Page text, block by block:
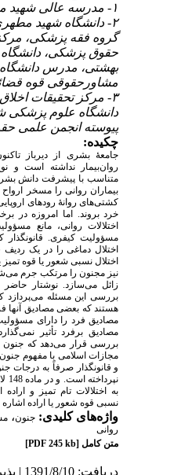
۱- مدرسه عالی شهید مطهری تهران،
۲- دانشگاه شهید
گروه فقه پزشکی،
حقوق پزشکی،
بهشتی، مدرس
مشاورحقوقی قوه
۳- مرکز تحقیقات
دانشگاه علوم پزشکی
پیوسته انجمن علمی
چکیده:
جامعۀ بشری از دیرباز
روان‌بیمار نداشته است و
متناسب با پیشرفت دانش
بیماران روانی را مسخر ارواح
کشتی‌های روانۀ رودهای
خرد بروند. اما امروزه در
اختلالات روانی، مانع
مسؤولیت کیفری.
اختلال دماغی را در یک ردیف
اختلال نسبی شعور یا قوه تمیز
نیز مجنون را مرتکب جرم
زائل می‌سازد. نوشتار حاضر
بررسی این مسئله می‌پردازد
هستند که بعضی مصادیق آنها
مصادیق فرد را دارای
مصادیق برفرد تأثیر
مجازات اسلامی با مفهوم
و قانونگذار صرفاً به درجات
به اختلالات تام تمیز و
نسبی قوه شعور یا اراده
واژه‌های کلیدی: جنون،
روانی
متن کامل[PDF 245 kb]
دریافت: 1391/8/10 | پذیرش: 1391/10/3